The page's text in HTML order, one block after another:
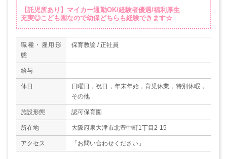
【託児所あり】マイカー通勤OK/経験者優遇/福利厚生
充実◎こども園なので幼保どちらも経験できます☆
職種・雇用形
態
保育教諭 / 正社員
給与
休日
日曜日，祝日，年末年始，育児休業，特別休暇，
その他
施設形態 認可保育園
所在地 大阪府泉大津市北豊中町1丁目2-15
アクセス 「お問い合わせください」